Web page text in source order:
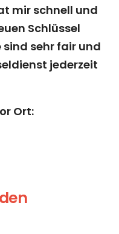
mir schnell und
Schlüssel
sind sehr fair und
jederzeit
Ort: